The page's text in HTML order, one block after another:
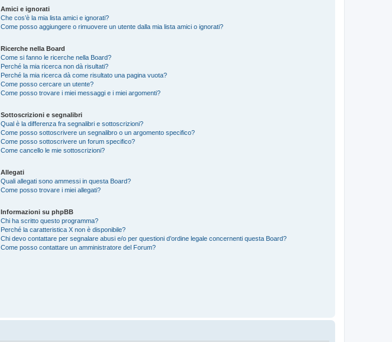
Amici e ignorati
Che cos’è la mia lista amici e ignorati?
Come posso aggiungere o rimuovere un utente dalla mia lista amici o ignorati?
Ricerche nella Board
Come si fanno le ricerche nella Board?
Perché la mia ricerca non dà risultati?
Perché la mia ricerca dà come risultato una pagina vuota?
Come posso cercare un utente?
Come posso trovare i miei messaggi e i miei argomenti?
Sottoscrizioni e segnalibri
Qual è la differenza fra segnalibri e sottoscrizioni?
Come posso sottoscrivere un segnalibro o un argomento specifico?
Come posso sottoscrivere un forum specifico?
Come cancello le mie sottoscrizioni?
Allegati
Quali allegati sono ammessi in questa Board?
Come posso trovare i miei allegati?
Informazioni su phpBB
Chi ha scritto questo programma?
Perché la caratteristica X non è disponibile?
Chi devo contattare per segnalare abusi e/o per questioni d’ordine legale concernenti questa Board?
Come posso contattare un amministratore del Forum?